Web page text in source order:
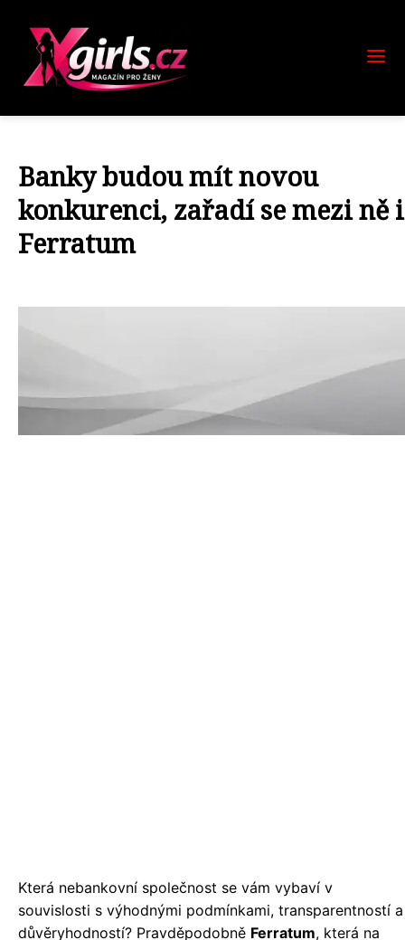
Banky budou mít novou
konkurenci, zařadí se mezi ně i
Ferratum
Která nebankovní společnost se vám vybaví v
souvislosti s výhodnými podmínkami, transparentností a
důvěryhodností? Pravděpodobně Ferratum, která na